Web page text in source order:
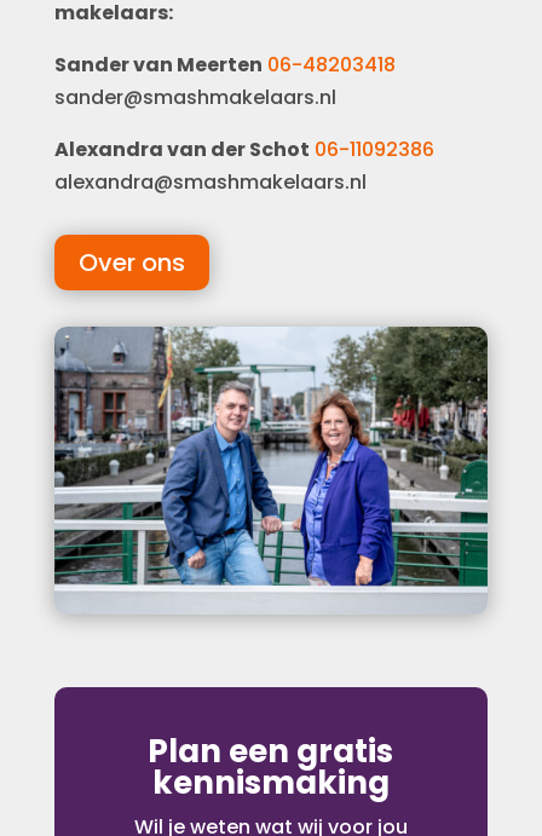
makelaars:
Sander van Meerten 06-48203418
sander@smashmakelaars.nl
Alexandra van der Schot 06-11092386
alexandra@smashmakelaars.nl
Over ons
Plan een gratis
kennismaking
Wil je weten wat wij voor jou